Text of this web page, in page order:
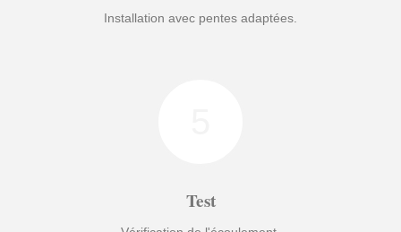
Installation avec pentes adaptées.
Test